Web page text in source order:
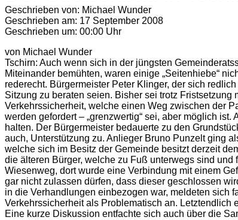
Geschrieben von: Michael Wunder
Geschrieben am: 17 September 2008
Geschrieben um: 00:00 Uhr
von Michael Wunder
Tschirn: Auch wenn sich in der jüngsten
Miteinander bemühten, waren einige „Seitenhiebe“
rederecht. Bürgermeister Peter Klinger, der sich
Sitzung zu beraten seien. Bisher sei trotz
Verkehrssicherheit, welche einen Weg zwischen der
werden gefordert – „grenzwertig“ sei, aber möglich
halten. Der Bürgermeister bedauerte zu den
auch, Unterstützung zu. Anlieger Bruno Punzelt ging
welche sich im Besitz der Gemeinde besitzt derzeit
die älteren Bürger, welche zu Fuß unterwegs sind
Wiesenweg, dort wurde eine Verbindung mit einem
gar nicht zulassen dürfen, dass dieser geschlossen
in die Verhandlungen einbezogen war, meldeten sich
Verkehrssicherheit als Problematisch an.
Eine kurze Diskussion entfachte sich auch über die